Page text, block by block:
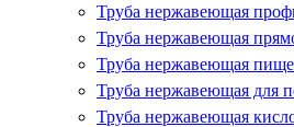
Труба нержавеющая
Труба нержавеющая
Труба нержавеющая
Труба нержавеющая для
Труба нержавеющая